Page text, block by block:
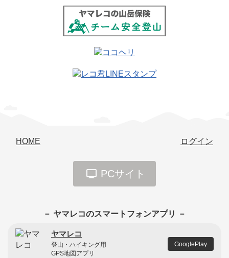
HOME ログイン
PCサイト
－ ヤマレコのスマートフォンアプリ －
ヤマレコ
登山・ハイキング用
GPS地図アプリ
GooglePlay